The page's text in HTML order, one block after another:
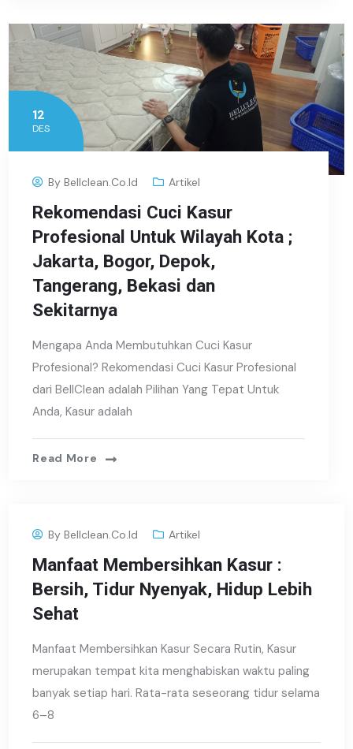
12
DES
ByBellclean.co.id Artikel
Rekomendasi Cuci Kasur
Profesional Untuk Wilayah Kota ;
Jakarta, Bogor, Depok,
Tangerang, Bekasi dan
Sekitarnya
Mengapa Anda Membutuhkan Cuci Kasur
Profesional? Rekomendasi Cuci Kasur Profesional
dari BellClean adalah Pilihan Yang Tepat Untuk
Anda, Kasur adalah
Read More
ByBellclean.co.id Artikel
Manfaat Membersihkan Kasur :
Bersih, Tidur Nyenyak, Hidup Lebih
Sehat
Manfaat Membersihkan Kasur Secara Rutin, Kasur
merupakan tempat kita menghabiskan waktu paling
banyak setiap hari. Rata-rata seseorang tidur selama
6–8